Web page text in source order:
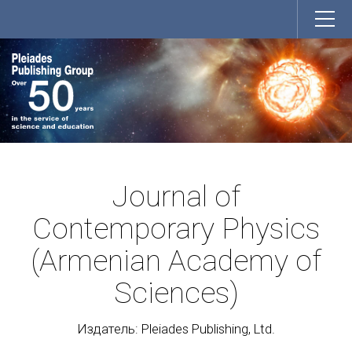
Journal of
Contemporary Physics
(Armenian Academy of
Sciences)
Издатель: Pleiades Publishing, Ltd.